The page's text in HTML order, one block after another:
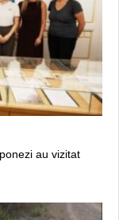
au vizitat